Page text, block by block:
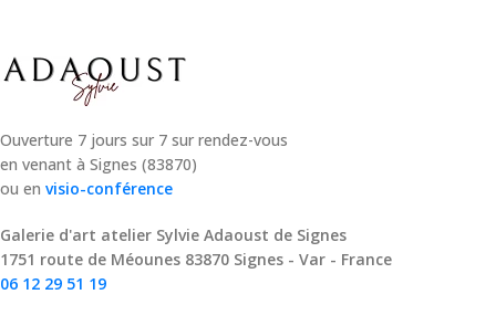
Ouverture 7 jours sur 7 sur rendez-vous
en venant à Signes (83870)
ou en visio-conférence
Galerie d'art atelier Sylvie Adaoust de Signes
1751 route de Méounes 83870 Signes - Var - France
06 12 29 51 19